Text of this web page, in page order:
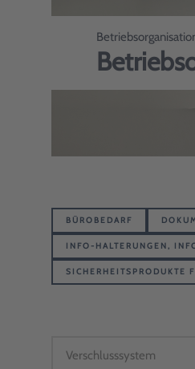
BÜROBEDARF
INFO-HALTERUNGEN,
SICHERHEITSPRODUKTE